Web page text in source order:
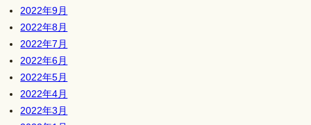
2022年9月
2022年8月
2022年7月
2022年6月
2022年5月
2022年4月
2022年3月